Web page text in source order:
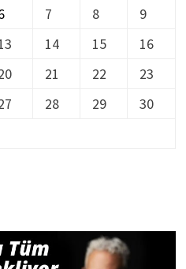
7 8
9
14 15
16
21 22
23
28 29
30